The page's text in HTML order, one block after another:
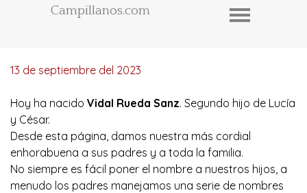
Campillanos.com
13 de septiembre del 2023
Hoy ha nacido Vidal Rueda Sanz. Segundo hijo de Lucía
y César.
Desde esta página, damos nuestra más cordial
enhorabuena a sus padres y a toda la familia.
No siempre es fácil poner el nombre a nuestros hijos, a
menudo los padres manejamos una serie de nombres